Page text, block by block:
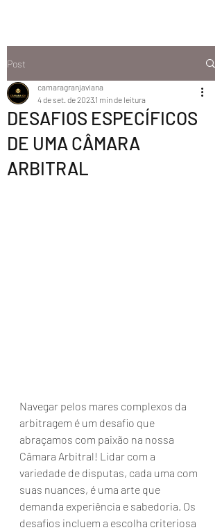
Post
DESAFIOS ESPECÍFICOS
DE UMA CÂMARA
ARBITRAL
camaragranjaviana
4 de set. de 2023 1 min de leitura
Navegar pelos mares complexos da
arbitragem é um desafio que
abraçamos com paixão na nossa
Câmara Arbitral! Lidar com a
variedade de disputas, cada uma com
suas nuances, é uma arte que
demanda experiência e sabedoria. Os
desafios incluem a escolha criteriosa